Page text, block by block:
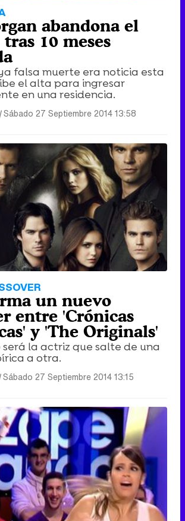
abandona el
10 meses
falsa muerte era noticia esta
el alta para ingresar
en una residencia.
|Sábado 27 Septiembre 2014 13:58
un nuevo
entre 'Crónicas
y 'The Originals'
será la actriz que salte de una
a otra.
Sábado 27 Septiembre 2014 13:15